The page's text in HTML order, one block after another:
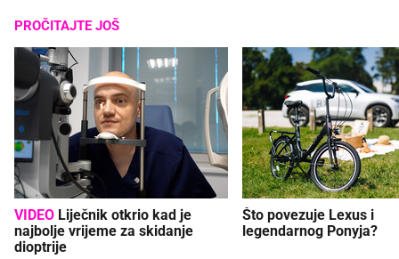
PROČITAJTE JOŠ
VIDEO
najbolje vrijeme za skidanje
dioptrije
Što povezuje Lexus i
legendarnog Ponyja?